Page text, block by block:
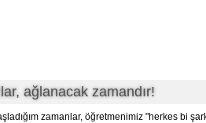
ağlanacak zamandır!
zamanlar, öğretmenimiz "herkes bi